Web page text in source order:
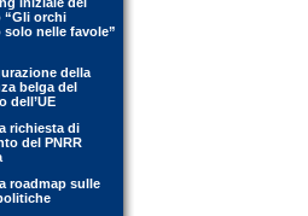
“Gli orchi
solo nelle favole”
della
belga del
dell’UE
richiesta di
del PNRR
roadmap sulle